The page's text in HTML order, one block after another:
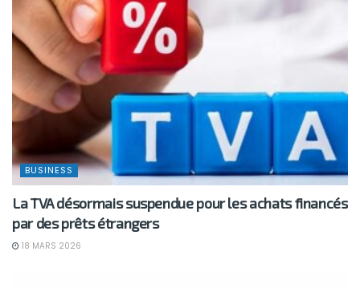
BUSINESS
La TVA désormais suspendue pour les achats financés
par des prêts étrangers
18 MARS 2026